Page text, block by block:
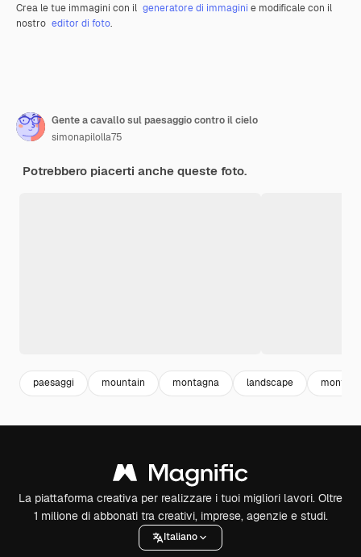
Crea le tue immagini con il generatore di immagini e modificale con il
nostro editor di foto.
Gente a cavallo sul paesaggio contro il cielo
simonapilolla75
Potrebbero piacerti anche queste foto.
paesaggi mountain montagna landscape
La piattaforma creativa per realizzare i tuoi migliori lavori. Oltre
1 milione di abbonati tra creativi, imprese, agenzie e studi.
Italiano